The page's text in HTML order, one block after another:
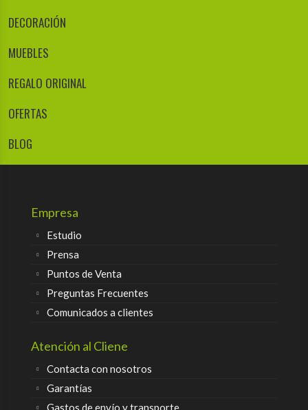
DECORACIÓN
MUEBLES
REGALO ORIGINAL
OFERTAS
BLOG
Empresa
Estudio
Prensa
Puntos de Venta
Preguntas Frecuentes
Comunicados a clientes
Atención al Cliene
Contacta con nosotros
Garantías
Gastos de envío y transporte